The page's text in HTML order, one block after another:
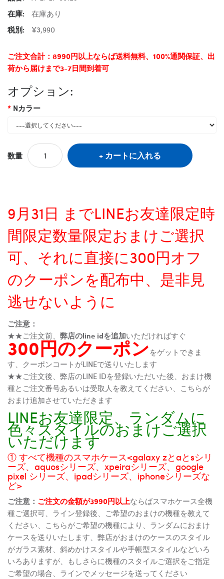
在庫:
在庫あり
税別:
¥3,990
ご注文合計：8990円以上ならば送料無料、100%通関保証、出
荷から届けまで3-7日間到着可
オプション:
Nカラー
数量 カートに入れる
9月31日 までLINEお友達限定時
間限定数量限定おまけご選択
可、それに直接に300円オフ
のクーポンを配布中、是非見
逃せないように
ご注意：
★★ご注文前、 弊店のline idを追加いただければすぐ
300円のクーポンをゲットできま
す、クーポンコートがLINEで送りいたします
★★ご注文後、弊店のLINE IDを登録いただいた後、おまけ機
種とご注文番号あるいは受取人を教えてください、こちらが
おまけ追加させていただきます
LINEお友達限定、ランダムに
色々スタイルのおまけご選択
いただけます
① すべて機種のスマホケース<galaxy zとaとsシリ
ーズ、aquosシリーズ、xpeiraシリーズ、google
pixel シリーズ、ipadシリーズ、iphoneシリーズな
ど>
ご注意： ご注文の金額が3990円以上ならばスマホケース全機
種ご選択可、ライン登録後、ご希望のおまけの機種を教えて
ください、こちらがご希望の機種により、ランダムにおまけ
ケースを送りいたします、弊店がおまけのケースのスタイル
がガラス素材、斜めかけスタイルや手帳型スタイルなどいろ
いろありますが、もしさらに機種のスタイルご選択をご指定
ご希望の場合、ラインでメッセージを送ってください